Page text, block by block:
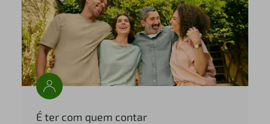
É ter com quem contar